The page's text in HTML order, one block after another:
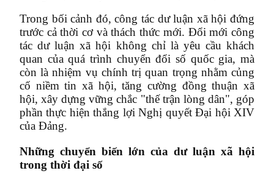
Trong bối cảnh đó, công tác dư luận xã hội đứng
trước cả thời cơ và thách thức mới. Đổi mới công
tác dư luận xã hội không chỉ là yêu cầu khách
quan của quá trình chuyển đổi số quốc gia, mà
còn là nhiệm vụ chính trị quan trọng nhằm củng
cố niềm tin xã hội, tăng cường đồng thuận xã
hội, xây dựng vững chắc "thế trận lòng dân", góp
phần thực hiện thắng lợi Nghị quyết Đại hội XIV
của Đảng.
Những chuyển biến lớn của dư luận xã hội
trong thời đại số